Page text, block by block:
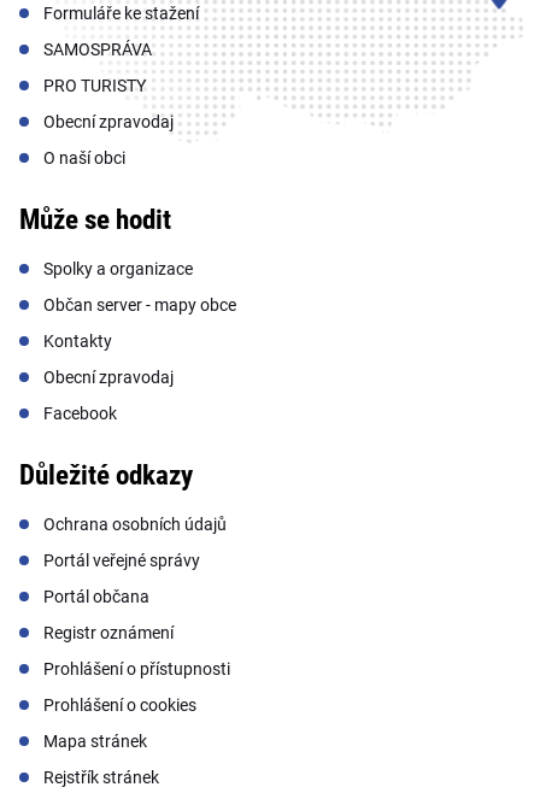
Formuláře ke stažení
SAMOSPRÁVA
PRO TURISTY
Obecní zpravodaj
O naší obci
Může se hodit
Spolky a organizace
Občan server - mapy obce
Kontakty
Obecní zpravodaj
Facebook
Důležité odkazy
Ochrana osobních údajů
Portál veřejné správy
Portál občana
Registr oznámení
Prohlášení o přístupnosti
Prohlášení o cookies
Mapa stránek
Rejstřík stránek